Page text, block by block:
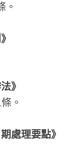
。
》
。
處理要點》